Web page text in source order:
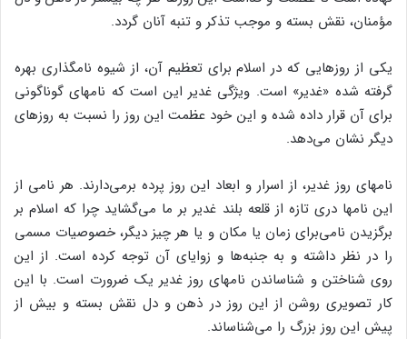
مؤمنان، نقش بسته و موجب تذکر و تنبه آنان گردد.
یکی از روزهایی که در اسلام برای تعظیم آن، از شیوه نامگذاری بهره
گرفته شده «غدیر» است. ویژگی غدیر این است که نامهای گوناگونی
برای آن قرار داده شده و این خود عظمت این روز را نسبت به روزهای
دیگر نشان می‌دهد.
نامهای روز غدیر، از اسرار و ابعاد این روز پرده برمی‌دارند. هر نامی از
این نامها دری تازه از قلعه بلند غدیر بر ما می‌گشاید چرا که اسلام بر
برگزیدن نامی‌برای زمان یا مکان و یا هر چیز دیگر، خصوصیات مسمی
را در نظر داشته و به جنبه‌ها و زوایای آن توجه کرده است. از این
روی شناختن و شناساندن نامهای روز غدیر یک ضرورت است. با این
کار تصویری روشن از این روز در ذهن و دل نقش بسته و بیش از
پیش این روز بزرگ را می‌شناساند.